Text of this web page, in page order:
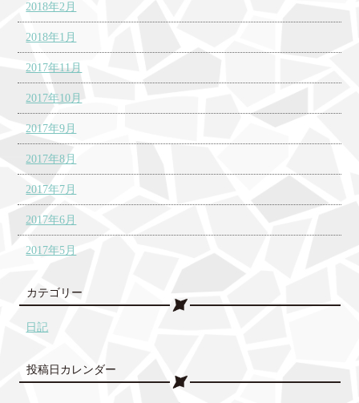
2018年2月
2018年1月
2017年11月
2017年10月
2017年9月
2017年8月
2017年7月
2017年6月
2017年5月
カテゴリー
日記
投稿日カレンダー